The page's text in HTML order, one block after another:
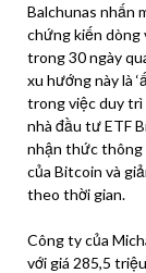
Balchunas nhấn
chứng kiến dòng
trong 30 ngày
xu hướng này là
trong việc duy trì
nhà đầu tư ETF
nhận thức thông
của Bitcoin và
theo thời gian.
Công ty của
với giá 285,5